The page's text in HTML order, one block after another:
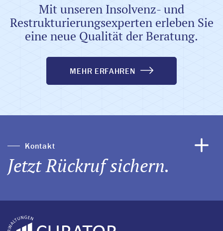
Mit unseren Insolvenz- und
Restrukturierungsexperten erleben Sie
eine neue Qualität der Beratung.
MEHR ERFAHREN
Kontakt
Jetzt Rückruf sichern.